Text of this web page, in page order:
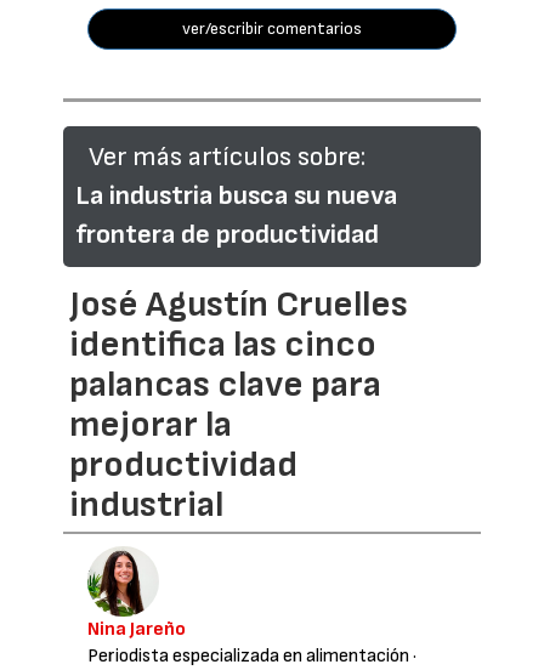
ver/escribir comentarios
Ver más artículos sobre:
La industria busca su nueva
frontera de productividad
José Agustín Cruelles
identifica las cinco
palancas clave para
mejorar la
productividad
industrial
Nina Jareño
Periodista especializada en alimentación ·